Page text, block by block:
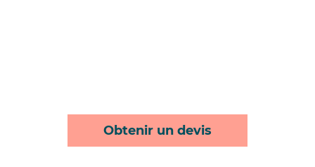
Obtenir un devis